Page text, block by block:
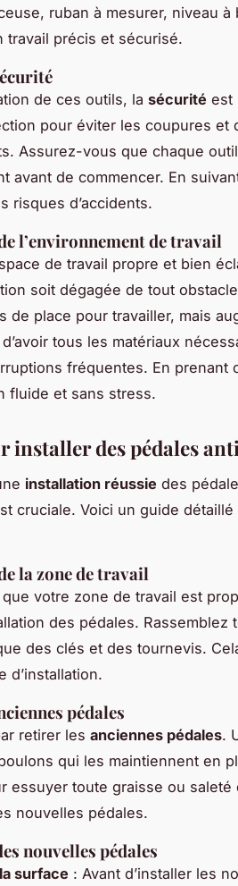
ruban à mesurer, niveau
travail précis et sécurisé.
de ces outils, la sécurité est
pour éviter les coupures et
Assurez-vous que chaque
avant de commencer. En
risques d’accidents.
l’environnement de travail
de travail propre et bien
soit dégagée de tout
de place pour travailler, mais
tous les matériaux
fréquentes. En prenant
fluide et sans stress.
installer des pédales
installation réussie des
cruciale. Voici un guide
la zone de travail
votre zone de travail est
des pédales.
des clés et des tournevis.
d’installation.
pédales
retirer les anciennes pédales.
qui les maintiennent en
essuyer toute graisse ou
nouvelles pédales.
nouvelles pédales
surface : Avant d’installer les